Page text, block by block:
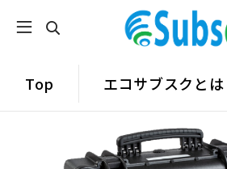
Top エコサブスクとは